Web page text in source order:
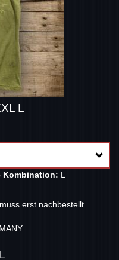
L
Kombination: L
erst nachbestellt